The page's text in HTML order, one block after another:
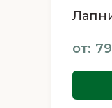
Датская елка в
и тепла. Она
вашему дому,
северного
пользу красоты,
ElkaDelivery уже
от: